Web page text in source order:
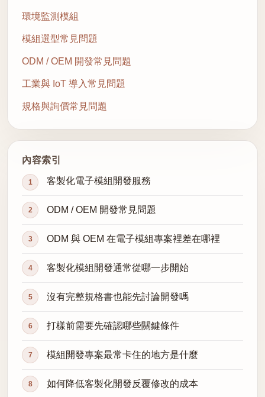
環境監測模組
模組選型常見問題
ODM / OEM 開發常見問題
工業與 IoT 導入常見問題
規格與詢價常見問題
內容索引
客製化電子模組開發服務
ODM / OEM 開發常見問題
ODM 與 OEM 在電子模組專案裡差在哪裡
客製化模組開發通常從哪一步開始
沒有完整規格書也能先討論開發嗎
打樣前需要先確認哪些關鍵條件
模組開發專案最常卡住的地方是什麼
如何降低客製化開發反覆修改的成本